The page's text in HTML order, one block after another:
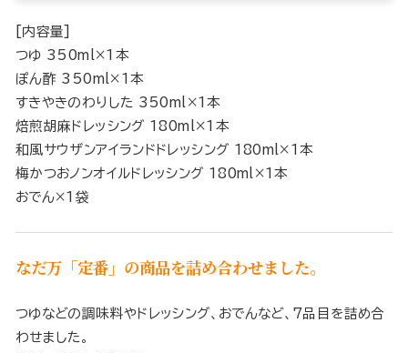
[内容量]
つゆ 350ml×1本
ぽん酢 350ml×1本
すきやきのわりした 350ml×1本
焙煎胡麻ドレッシング 180ml×1本
和風サウザンアイランドドレッシング 180ml×1本
梅かつおノンオイルドレッシング 180ml×1本
おでん×1袋
なだ万「定番」の商品を詰め合わせました。
つゆなどの調味料やドレッシング、おでんなど、7品目を詰め合
わせました。